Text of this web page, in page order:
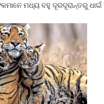
ମଧ୍ୟ ବହୁ ଦୂରଦୂରାନ୍ତରୁ